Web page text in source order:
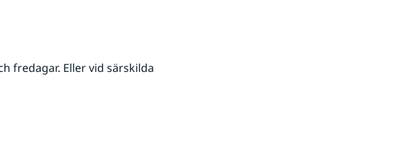
fredagar. Eller vid särskilda